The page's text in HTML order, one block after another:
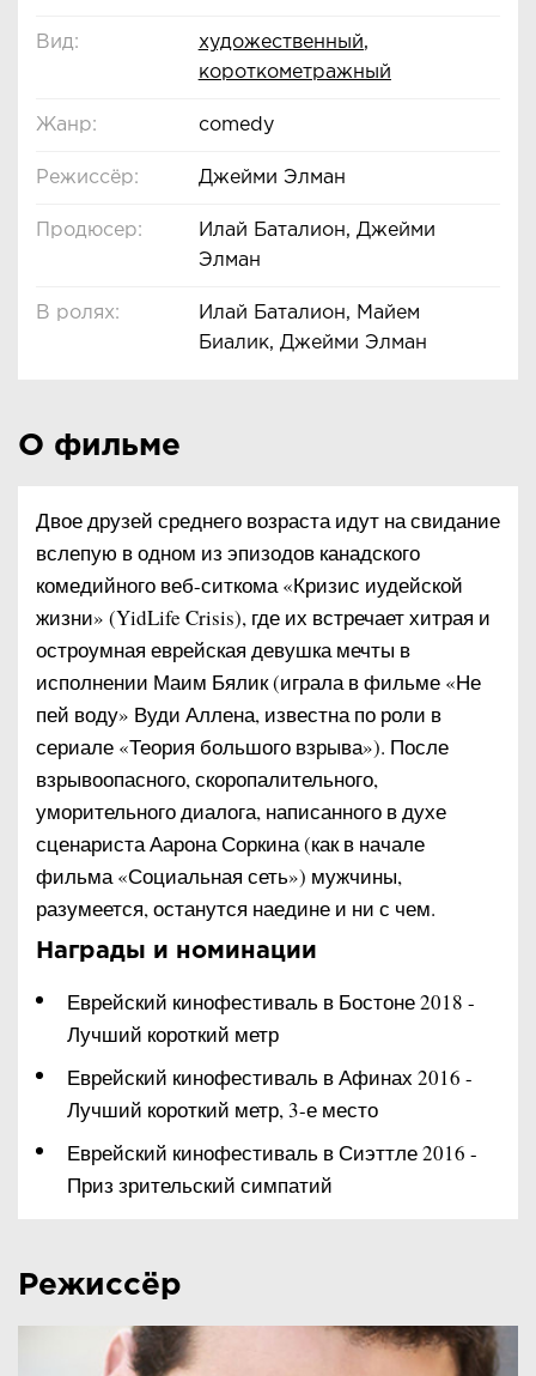
Вид: художественный,
короткометражный
Жанр: comedy
Режиссёр: Джейми Элман
Продюсер:
Илай Баталион, Джейми
Элман
В ролях:
Илай Баталион, Майем
Биалик, Джейми Элман
О фильме
Двое друзей среднего возраста идут на свидание
вслепую в одном из эпизодов канадского
комедийного веб-ситкома «Кризис иудейской
жизни» (YidLife Crisis), где их встречает хитрая и
остроумная еврейская девушка мечты в
исполнении Маим Бялик (играла в фильме «Не
пей воду» Вуди Аллена, известна по роли в
сериале «Теория большого взрыва»). После
взрывоопасного, скоропалительного,
уморительного диалога, написанного в духе
сценариста Аарона Соркина (как в начале
фильма «Социальная сеть») мужчины,
разумеется, останутся наедине и ни с чем.
Награды и номинации
Еврейский кинофестиваль в Бостоне 2018 -
Лучший короткий метр
Еврейский кинофестиваль в Афинах 2016 -
Лучший короткий метр, 3-е место
Еврейский кинофестиваль в Сиэттле 2016 -
Приз зрительский симпатий
Режиссёр